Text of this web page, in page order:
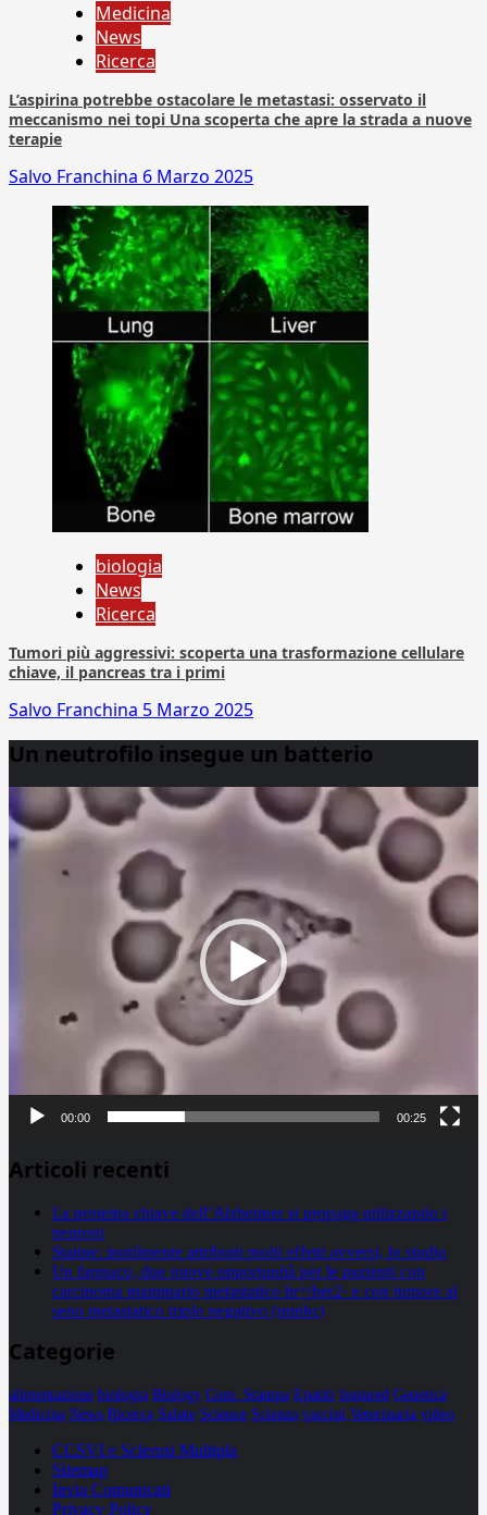
Medicina
News
Ricerca
L’aspirina potrebbe ostacolare le metastasi: osservato il
meccanismo nei topi Una scoperta che apre la strada a nuove
terapie
Salvo Franchina 6 Marzo 2025
biologia
News
Ricerca
Tumori più aggressivi: scoperta una trasformazione cellulare
chiave, il pancreas tra i primi
Salvo Franchina 5 Marzo 2025
Un neutrofilo insegue un batterio
Player
00:00 00:25
Articoli recenti
La proteina chiave dell’Alzheimer si propaga utilizzando i
neuroni
Statine: inutilmente attribuiti molti effetti avversi, lo studio
Un farmaco, due nuove opportunità per le pazienti con
carcinoma mammario metastatico hr+/her2- e con tumore al
seno metastatico triplo negativo (mtnbc)
Categorie
alimentazione biologia Biology Com. Stampa Epatiti featured Genetica
Medicina News Ricerca Salute Science Scienza vaccini Veterinaria video
CCSVI e Sclerosi Multipla
Sitemap
Invia Comunicati
Privacy Policy